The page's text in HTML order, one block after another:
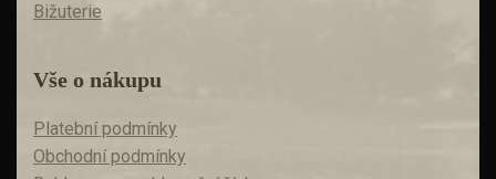
Bižuterie
Vše o nákupu
Platební podmínky
Obchodní podmínky